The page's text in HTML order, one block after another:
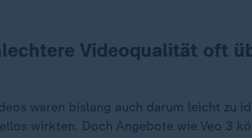
Videoqualität oft
waren bislang auch darum leicht zu
wirkten. Doch Angebote wie Veo 3